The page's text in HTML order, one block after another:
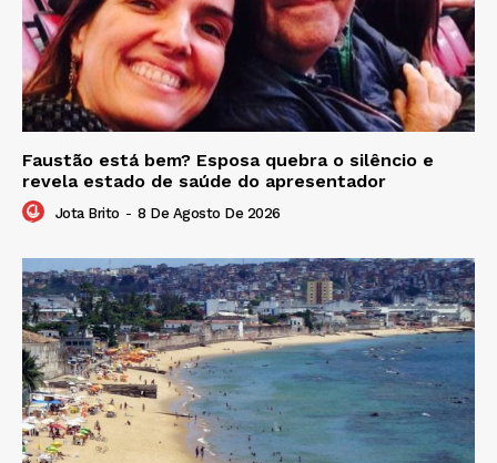
Faustão está bem? Esposa quebra o silêncio e
revela estado de saúde do apresentador
Jota Brito - 8 De Agosto De 2026